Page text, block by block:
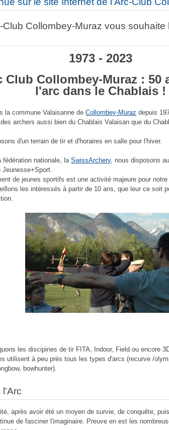
Club Collombey-Muraz vous souhaite
1973 - 2023
Club Collombey-Muraz : 50
l'arc dans le Chablais !
la commune Valaisanne deCollombey-Muraz depuis
archers aussi bien du Chablais Valaisan que du
d'un terrain de tir et d'horaires en salle pour l'hiver.
fédération nationale, laSwissArchery, nous disposons
Jeunesse+Sport.
de jeunes sportifs est une activité majeure pour notre
les intéressés à partir de 10 ans, que leur ce soit
les discipines de tir FITA, Indoor, Field ou encore
utilisent à peu près tous les types d'arcs (recurve /
bowhunter).
l'Arc
après avoir été un moyen de survie, de conquête,
de fasciner l'imaginaire. Preuve en est les